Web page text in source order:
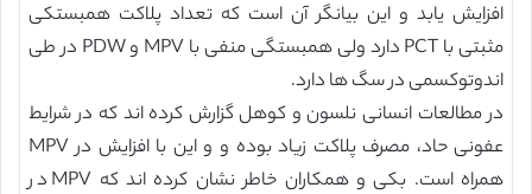
افزایش یابد و این بیانگر آن است که تعداد پلاکت همبستکی
مثبتی با PCT دارد ولی همبستگی منفی با MPV و PDW در طی
اندوتوکسمی در سگ ها دارد.
در مطالعات انسانی نلسون و کوهل گزارش کرده اند که در شرایط
عفونی حاد، مصرف پلاکت زیاد بوده و و این با افزایش در MPV
همراه است. بکی و همکاران خاطر نشان کرده اند که MPV در